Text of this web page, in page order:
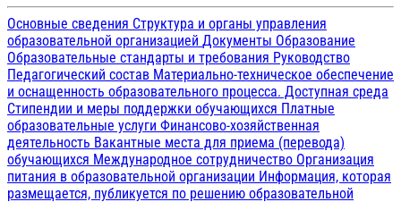
Основные сведения Структура и органы управления
образовательной организацией Документы Образование
Образовательные стандарты и требования Руководство
Педагогический состав Материально-техническое обеспечение
и оснащенность образовательного процесса. Доступная среда
Стипендии и меры поддержки обучающихся Платные
образовательные услуги Финансово-хозяйственная
деятельность Вакантные места для приема (перевода)
обучающихся Международное сотрудничество Организация
питания в образовательной организации Информация, которая
размещается, публикуется по решению образовательной